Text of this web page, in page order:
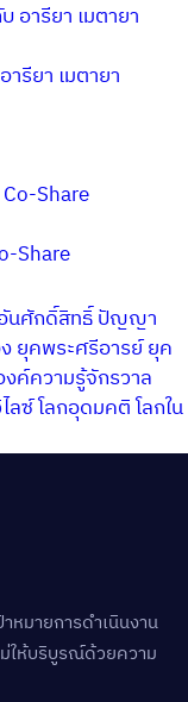
รียา เมตายา
Share
นศักดิ์สิทธิ์ปัญญา
ยุคพระศรีอารย์ยุค
งค์ความรู้จักรวาล
ลซ์โลกอุดมคติโลกใน
หมายการดำเนินงาน
ให้บริบูรณ์ด้วยความ